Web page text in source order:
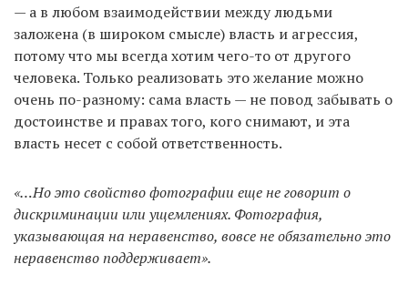
— а в любом взаимодействии между людьми
заложена (в широком смысле) власть и агрессия,
потому что мы всегда хотим чего-то от другого
человека. Только реализовать это желание можно
очень по-разному: сама власть — не повод забывать о
достоинстве и правах того, кого снимают, и эта
власть несет с собой ответственность.
«…Но это свойство фотографии еще не говорит о
дискриминации или ущемлениях. Фотография,
указывающая на неравенство, вовсе не обязательно это
неравенство поддерживает».